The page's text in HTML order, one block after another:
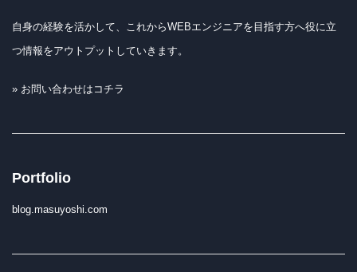
自身の経験を活かして、これからWEBエンジニアを目指す方へ役に立
つ情報をアウトプットしていきます。
» お問い合わせはコチラ
Portfolio
blog.masuyoshi.com